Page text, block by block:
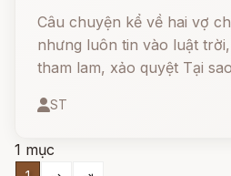
Câu chuyện kể về hai vợ
nhưng luôn tin vào luật
tham lam, xảo quyệt Tại
cùng theo dõi để hiểu về
ST
1 mục